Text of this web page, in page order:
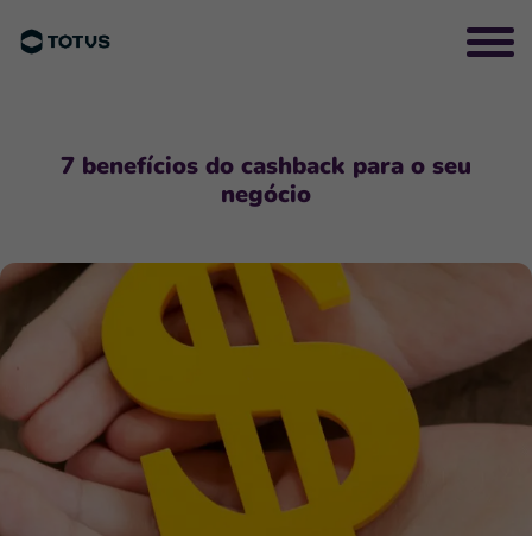
7 benefícios do cashback para o seu
negócio